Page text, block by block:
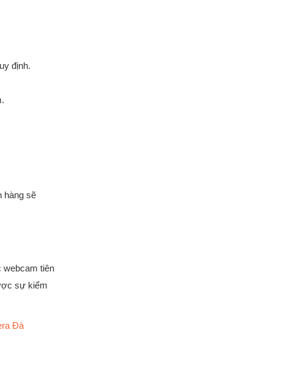
định.
hàng sẽ
webcam tiên
sự kiểm
Đà